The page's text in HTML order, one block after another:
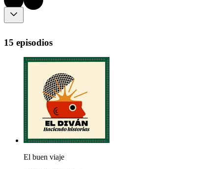
15 episodios
El buen viaje